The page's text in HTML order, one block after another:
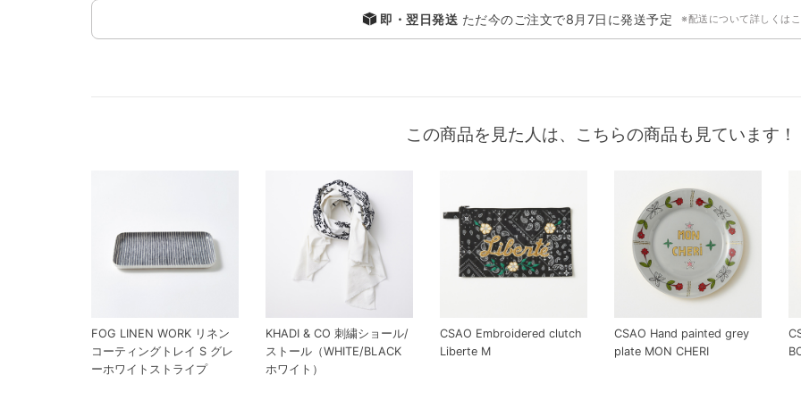
即・翌日発送 ただ今のご注文で8月7日 に発送予定 ※配送について詳しくは
この商品を見た人は、こちらの商品も見ています！
FOG LINEN WORK リネン
コーティングトレイ S グレ
ーホワイトストライプ
KHADI & CO 刺繍ショール/
ストール（WHITE/BLACK
ホワイト）
CSAO Embroidered clutch
Liberte M
CSAO Hand painted grey
plate MON CHERI